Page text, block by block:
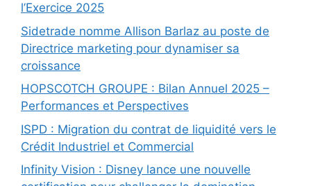
l’Exercice 2025
Sidetrade nomme Allison Barlaz au poste de
Directrice marketing pour dynamiser sa
croissance
HOPSCOTCH GROUPE : Bilan Annuel 2025 –
Performances et Perspectives
ISPD : Migration du contrat de liquidité vers le
Crédit Industriel et Commercial
Infinity Vision : Disney lance une nouvelle